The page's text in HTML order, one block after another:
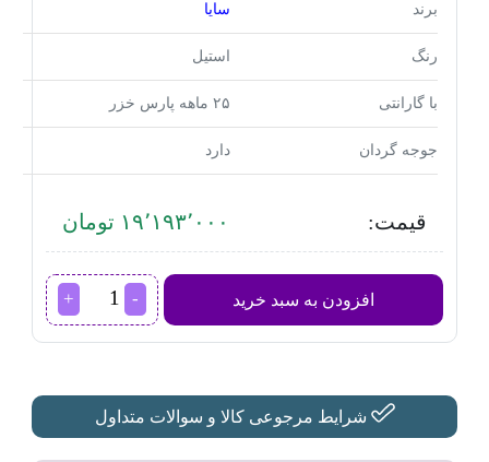
برند سایا
رنگ استیل
با گارانتی
جوجه گردان دارد
قیمت: ۱۹٬۱۹۳٬۰۰۰ تومان
افزودن به سبد خرید
آون
توستر
45-
Vulcan
عدد
شرایط مرجوعی کالا و سوالات متداول